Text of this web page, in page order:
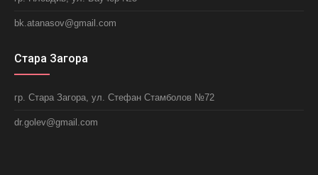
bk.atanasov@gmail.com
Стара Загора
гр. Стара Загора, ул. Стефан Стамболов №72
dr.golev@gmail.com